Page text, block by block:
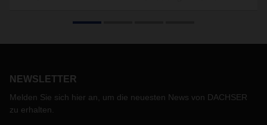
NEWSLETTER
Melden Sie sich hier an, um die neuesten News von DACHSER
zu erhalten.